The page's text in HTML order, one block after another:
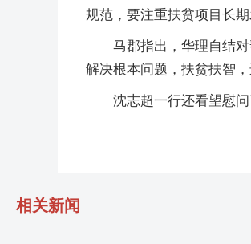
规范，要注重扶贫项目长
马郡指出，华理自结
解决根本问题，扶贫扶智
沈志超一行还看望慰
相关新闻